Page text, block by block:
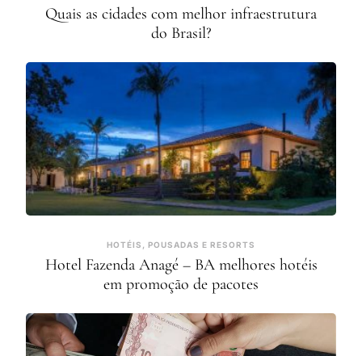
Quais as cidades com melhor infraestrutura
do Brasil?
HOTÉIS, POUSADAS E RESORTS
Hotel Fazenda Anagé – BA melhores hotéis
em promoção de pacotes